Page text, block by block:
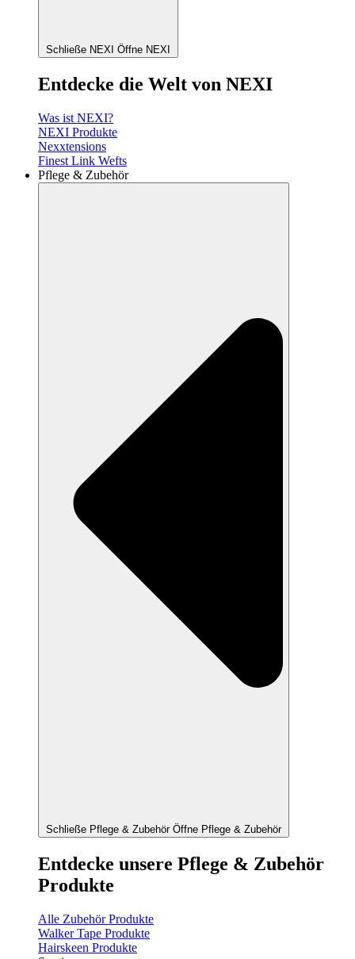
Schließe NEXI Öffne NEXI
Entdecke die Welt von NEXI
Was ist NEXI?
NEXI Produkte
Nexxtensions
Finest Link Wefts
Pflege & Zubehör
Schließe Pflege & Zubehör Öffne Pflege & Zubehör
Entdecke unsere Pflege & Zubehör
Produkte
Alle Zubehör Produkte
Walker Tape Produkte
Hairskeen Produkte